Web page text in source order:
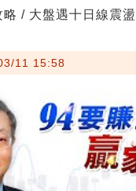
/ 大盤遇十日線震盪
11 15:58